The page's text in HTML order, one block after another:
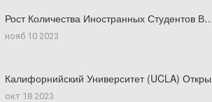
Рост Количества Иностранных Студентов
нояб 10 2023
Калифорнийский Университет (UCLA)
окт 18 2023